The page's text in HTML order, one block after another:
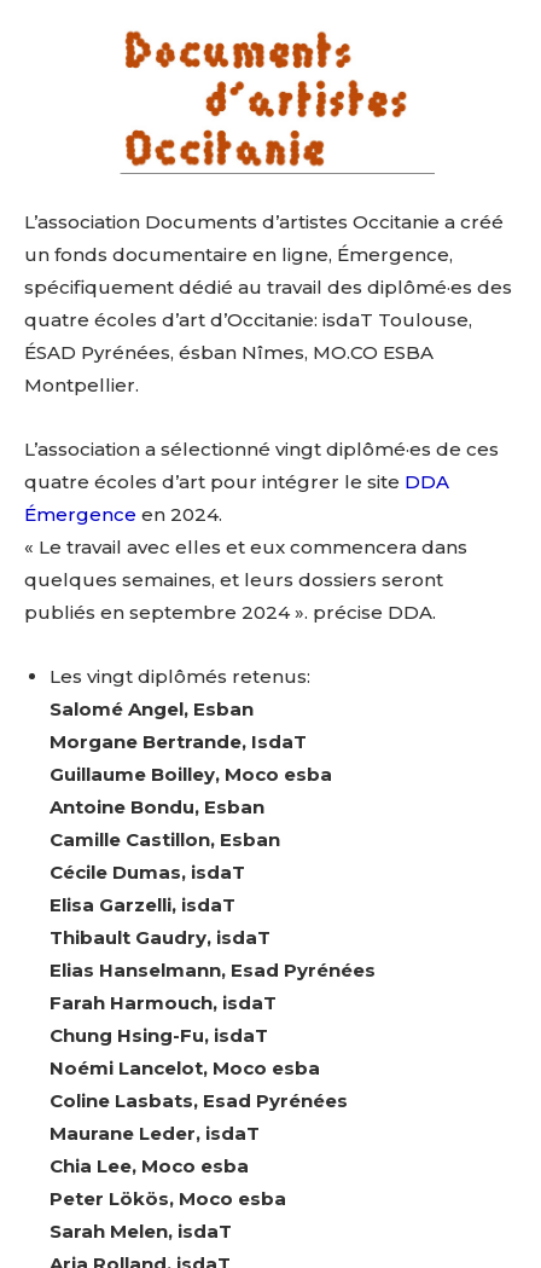
L’association Documents d’artistes Occitanie a créé
un fonds documentaire en ligne, Émergence,
spécifiquement dédié au travail des diplômé·es des
quatre écoles d’art d’Occitanie: isdaT Toulouse,
ÉSAD Pyrénées, ésban Nîmes, MO.CO ESBA
Montpellier.
L’association a sélectionné vingt diplômé·es de ces
quatre écoles d’art pour intégrer le site DDA
Émergence en 2024.
« Le travail avec elles et eux commencera dans
quelques semaines, et leurs dossiers seront
publiés en septembre 2024 ». précise DDA.
Les vingt diplômés retenus:
Salomé Angel, Esban
Morgane Bertrande, IsdaT
Guillaume Boilley, Moco esba
Antoine Bondu, Esban
Camille Castillon, Esban
Cécile Dumas, isdaT
Elisa Garzelli, isdaT
Thibault Gaudry, isdaT
Elias Hanselmann, Esad Pyrénées
Farah Harmouch, isdaT
Chung Hsing-Fu, isdaT
Noémi Lancelot, Moco esba
Coline Lasbats, Esad Pyrénées
Maurane Leder, isdaT
Chia Lee, Moco esba
Peter Lökös, Moco esba
Sarah Melen, isdaT